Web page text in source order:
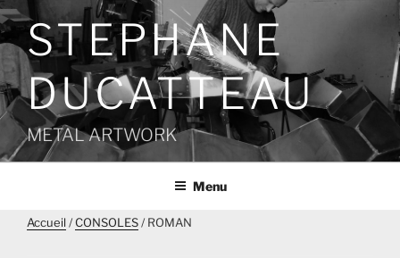
Aller
au
contenu
principal
STEPHANE
DUCATTEAU
METAL ARTWORK
Menu
Accueil /CONSOLES/ ROMAN